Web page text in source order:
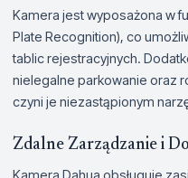
Kamera jest wyposażona w
Plate Recognition), co
tablic rejestracyjnych.
nielegalne parkowanie oraz
czyni je niezastąpionym
Zdalne Zarządzanie i
Kamera Dahua obsługuje